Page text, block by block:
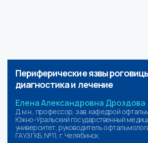
Периферические язвы
диагностика и лечение
Елена Александровна Дроздова
Д.м.н., профессор, зав. кафедрой
Южно-Уральский государственный
университет, руководитель
ГАУЗ ГКБ, №11, г. Челябинск.